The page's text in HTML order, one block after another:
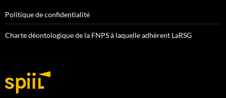
Politique de confidentialité
Charte déontologique de la FNPS à laquelle adhèrent LaRSG